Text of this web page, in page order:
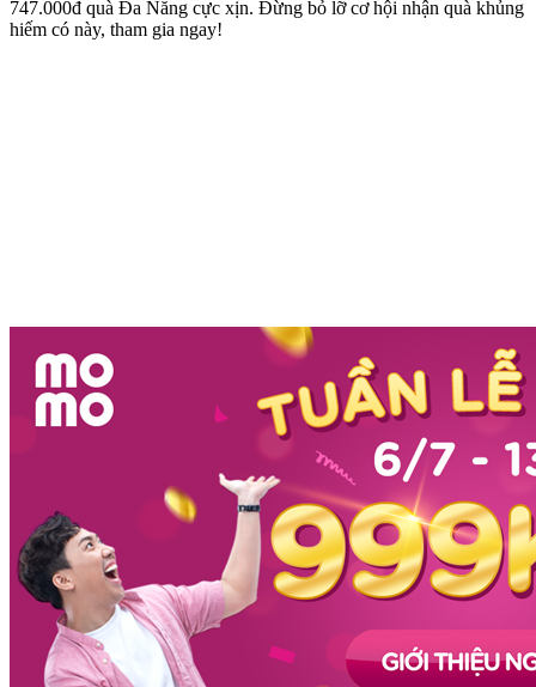
747.000đ quà Đa Năng cực xịn. Đừng bỏ lỡ cơ hội nhận quà khủng
hiếm có này, tham gia ngay!